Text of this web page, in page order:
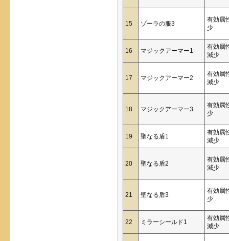
15 ゾーラの服3
有効属
少
16 マジックアーマー1
有効属
減少
17 マジックアーマー2
有効属
減少
18 マジックアーマー3
有効属
少
19 聖なる盾1
有効属
減少
20 聖なる盾2
有効属
減少
21 聖なる盾3
有効属
少
22 ミラーシールド1
有効属
減少